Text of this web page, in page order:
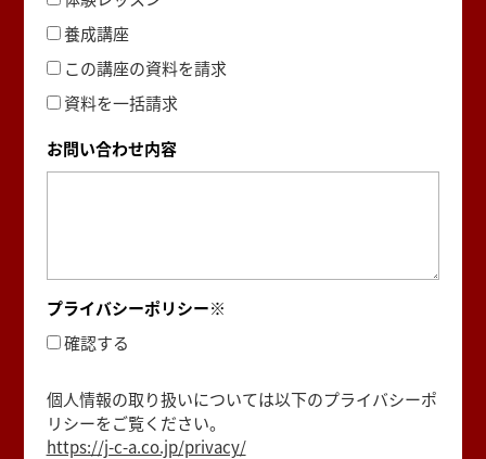
養成講座
この講座の資料を請求
資料を一括請求
お問い合わせ内容
プライバシーポリシー※
確認する
個人情報の取り扱いについては以下のプライバシーポ
リシーをご覧ください。
https://j-c-a.co.jp/privacy/